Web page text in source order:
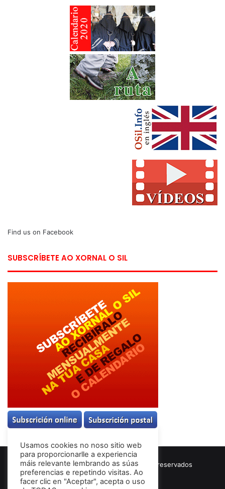
Find us on Facebook
SUBSCRÍBETE AO XORNAL O SIL
© Copyright 2026, Todos los derechos reservados
Términos & Condiciones
Usamos cookies no noso sitio web
para proporcionarlle a experiencia
máis relevante lembrando as súas
preferencias e repetindo visitas. Ao
facer clic en "Aceptar", acepta o uso